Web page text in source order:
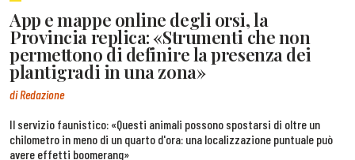
App e mappe online degli orsi, la
Provincia replica: «Strumenti che non
permettono di definire la presenza dei
plantigradi in una zona»
di Redazione
Il servizio faunistico: «Questi animali possono spostarsi di oltre un
chilometro in meno di un quarto d'ora: una localizzazione puntuale può
avere effetti boomerang»